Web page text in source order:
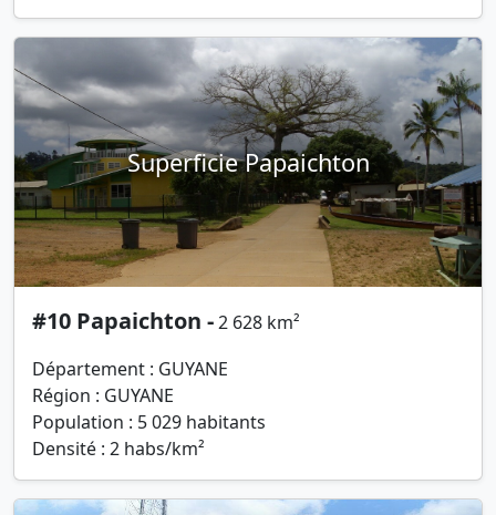
Superficie Papaichton
#10 Papaichton -2 628 km²
Département : GUYANE
Région : GUYANE
Population : 5 029 habitants
Densité : 2 habs/km²